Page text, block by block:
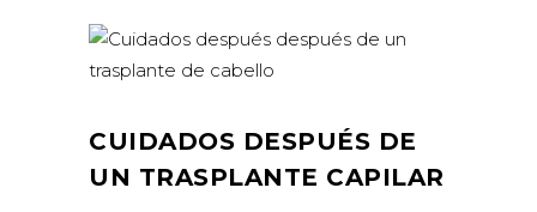
CUIDADOS DESPUÉS DE
UN TRASPLANTE CAPILAR